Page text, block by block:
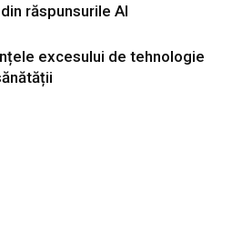
răspunsurile AI
excesului de tehnologie